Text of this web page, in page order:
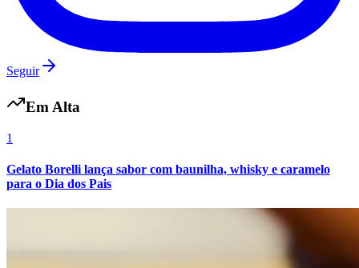
Seguir
Em Alta
1
Gelato Borelli lança sabor com baunilha, whisky e caramelo
para o Dia dos Pais